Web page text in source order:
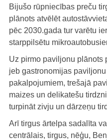
Bijušo rūpniecības preču
plānots atvēlēt
pēc 2030.gada tur varētu
starppilsētu
Uz pirmo paviljonu plānots
jeb gastronomijas
pakalpojumiem, trešajā
maizes un delikatešu
turpināt zivju un dārzeņu
Arī tirgus ārtelpa sadalīta
centrālais, tirgus, nēģu,